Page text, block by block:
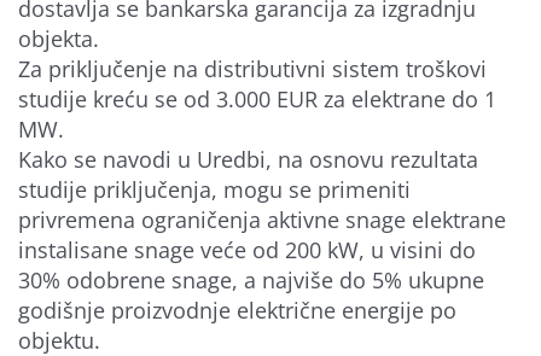
dostavlja se bankarska garancija za izgradnju
objekta.
Za priključenje na distributivni sistem troškovi
studije kreću se od 3.000 EUR za elektrane do 1
MW.
Kako se navodi u Uredbi, na osnovu rezultata
studije priključenja, mogu se primeniti
privremena ograničenja aktivne snage elektrane
instalisane snage veće od 200 kW, u visini do
30% odobrene snage, a najviše do 5% ukupne
godišnje proizvodnje električne energije po
objektu.